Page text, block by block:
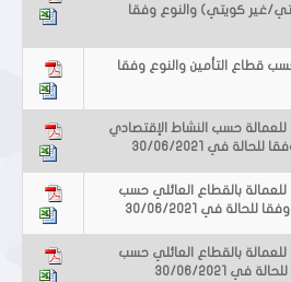
غير كويتي) والنوع وفقا
قطاع التأمين والنوع وفقا
للعمالة حسب النشاط الإقتصادي
في 30/06/2021
للعمالة بالقطاع العائلي حسب
للعمالة بالقطاع العائلي حسب
في 30/06/2021